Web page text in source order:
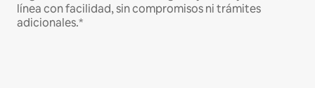
línea con facilidad, sin compromisos ni trámites
adicionales.*